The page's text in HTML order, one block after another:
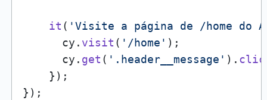
it ( 'Visite a página de /home do
      cy.
visit ( '/home' );
      cy.
get ( '.header__message' ).
    });